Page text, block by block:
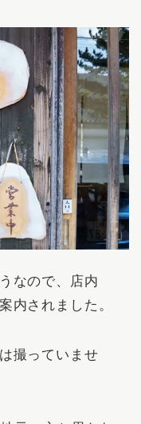
なので、店内
内されました。
撮っていませ